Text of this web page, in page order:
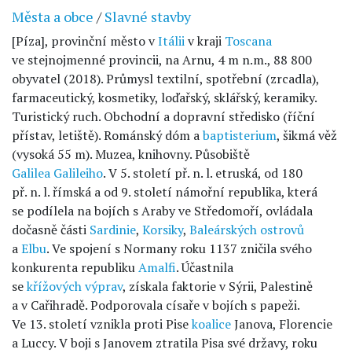
Města a obce /Slavné stavby
[Píza], provinční město vItáliiv kraji Toscana
ve stejnojmenné provincii, na Arnu, 4 m n.m., 88 800
obyvatel (2018). Průmysl textilní, spotřební (zrcadla),
farmaceutický, kosmetiky, loďařský, sklářský, keramiky.
Turistický ruch. Obchodní a dopravní středisko (říční
přístav, letiště). Románský dóm abaptisterium, šikmá věž
(vysoká 55 m). Muzea, knihovny. Působiště
Galilea Galileiho. V 5. století př. n. l. etruská, od 180
př. n. l. římská a od 9. století námořní republika, která
se podílela na bojích s Araby ve Středomoří, ovládala
dočasně části Sardinie, Korsiky, Baleárských ostrovů
aElbu. Ve spojení s Normany roku 1137 zničila svého
konkurenta republikuAmalfi. Účastnila
sekřížových výprav, získala faktorie v Sýrii, Palestině
a v Cařihradě. Podporovala císaře v bojích s papeži.
Ve 13. století vznikla proti PisekoaliceJanova, Florencie
a Luccy. V boji s Janovem ztratila Pisa své državy, roku